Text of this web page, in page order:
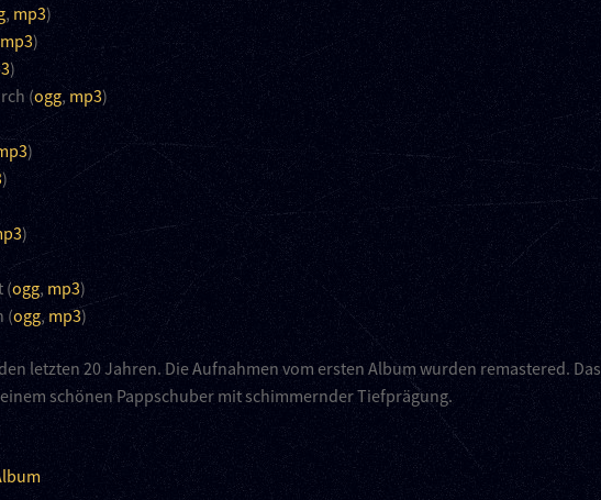
, mp3)
mp3)
)
(ogg,mp3)
)
)
)
(ogg, mp3)
(ogg, mp3)
letzten 20 Jahren. Die Aufnahmen vom ersten Album wurden remastered. Das
schönen Pappschuber mit schimmernder Tiefprägung.